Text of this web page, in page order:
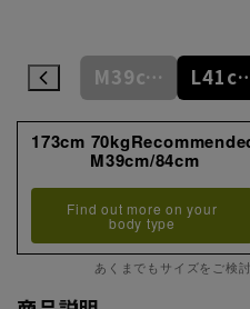
M39cm/84cm
173cm
M39cm/84cm
Find out more on your
body type
あくまでもサイズをご検